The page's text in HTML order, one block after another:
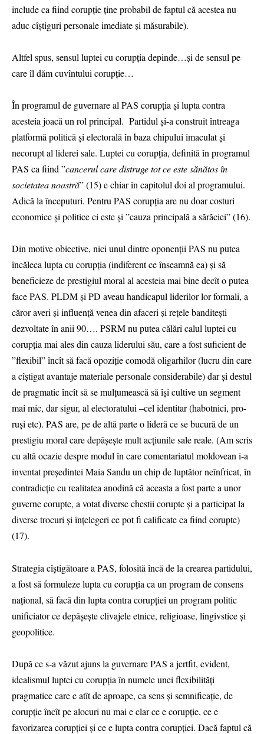
include ca fiind corupție ține probabil de faptul că acestea nu
aduc cîștiguri personale imediate și măsurabile).
Altfel spus, sensul luptei cu corupția depinde…și de sensul pe
care îl dăm cuvîntului corupție…
În programul de guvernare al PAS corupția și lupta contra
acesteia joacă un rol principal. Partidul și-a construit întreaga
platformă politică și electorală în baza chipului imaculat și
necorupt al liderei sale. Luptei cu corupția, definită în programul
PAS ca fiind ”cancerul care distruge tot ce este sănătos în
societatea noastră” (15) e chiar în capitolul doi al programului.
Adică la începuturi. Pentru PAS corupția are nu doar costuri
economice și politice ci este și ”cauza principală a sărăciei” (16).
Din motive obiective, nici unul dintre oponenții PAS nu putea
încăleca lupta cu corupția (indiferent ce înseamnă ea) și să
beneficieze de prestigiul moral al acesteia mai bine decît o putea
face PAS. PLDM și PD aveau handicapul liderilor lor formali, a
căror averi și influență venea din afaceri și rețele banditești
dezvoltate în anii 90…. PSRM nu putea călări calul luptei cu
corupția mai ales din cauza liderului său, care a fost suficient de
”flexibil” încît să facă opoziție comodă oligarhilor (lucru din care
a cîștigat avantaje materiale personale considerabile) dar și destul
de pragmatic încît să se mulțumească să își cultive un segment
mai mic, dar sigur, al electoratului –cel identitar (habotnici, pro-
ruși etc). PAS are, pe de altă parte o lideră ce se bucură de un
prestigiu moral care depășește mult acțiunile sale reale. (Am scris
cu altă ocazie despre modul în care comentariatul moldovean i-a
inventat președintei Maia Sandu un chip de luptător neînfricat, în
contradicție cu realitatea anodină că aceasta a fost parte a unor
guverne corupte, a votat diverse chestii corupte și a participat la
diverse trocuri și înțelegeri ce pot fi calificate ca fiind corupte)
(17).
Strategia cîștigătoare a PAS, folosită încă de la crearea partidului,
a fost să formuleze lupta cu corupția ca un program de consens
național, să facă din lupta contra corupției un program politic
unificiator ce depășește clivajele etnice, religioase, lingivstice și
geopolitice.
După ce s-a văzut ajuns la guvernare PAS a jertfit, evident,
idealismul luptei cu corupția în numele unei flexibilități
pragmatice care e atît de aproape, ca sens și semnificație, de
corupție încît pe alocuri nu mai e clar ce e corupție, ce e
favorizarea corupției și ce e lupta contra corupției. Dacă faptul că